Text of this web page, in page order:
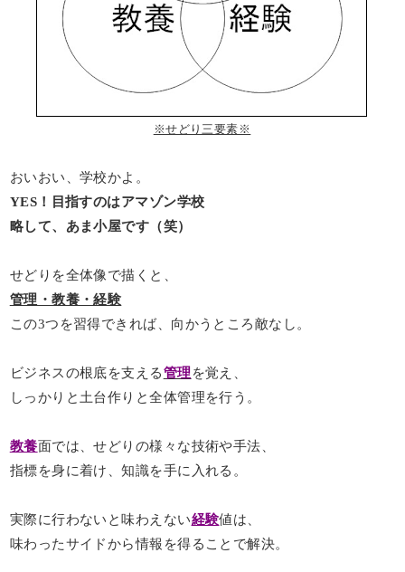
※せどり三要素※
おいおい、学校かよ。
YES！目指すのはアマゾン学校
略して、あま小屋です（笑）
せどりを全体像で描くと、
管理・教養・経験
この3つを習得できれば、向かうところ敵なし。
ビジネスの根底を支える管理を覚え、
しっかりと土台作りと全体管理を行う。
教養面では、せどりの様々な技術や手法、
指標を身に着け、知識を手に入れる。
実際に行わないと味わえない経験値は、
味わったサイドから情報を得ることで解決。